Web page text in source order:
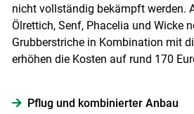
nicht vollständig bekämpft werden.
Ölrettich, Senf, Phacelia und Wicke
Grubberstriche in Kombination mit
erhöhen die Kosten auf rund 170
Pflug und kombinierter Anbau